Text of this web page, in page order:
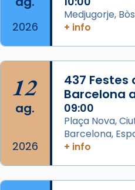
del Sant Pare Lleó XIV
col·laboradors, a la
L’arquebisbe de
Josep Omella, ha
concelebrat el bisbe
Mons. David Abadías.
📸 Dr. G. Simón
Photo
View on Facebook
2026
Medjugorje,
+ info
12
ag.
2026
437 Festes
Barcelona
09:00
Plaça Nova,
Barcelona,
+ info